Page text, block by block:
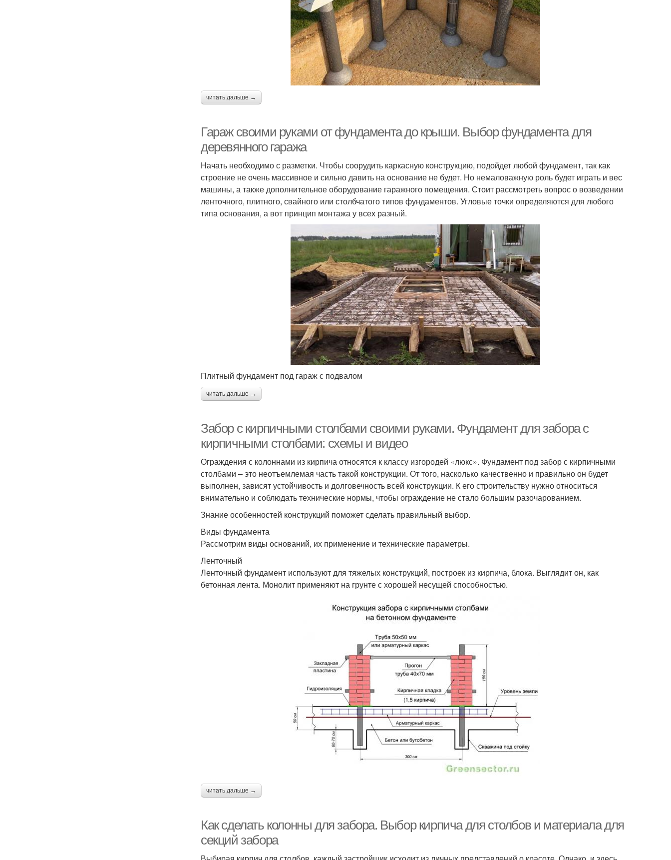
читать дальше →
Гараж своими руками от фундамента до крыши. Выбор фундамента для
деревянного гаража
Начать необходимо с разметки. Чтобы соорудить каркасную конструкцию, подойдет любой фундамент, так как
строение не очень массивное и сильно давить на основание не будет. Но немаловажную роль будет играть и вес
машины, а также дополнительное оборудование гаражного помещения. Стоит рассмотреть вопрос о возведении
ленточного, плитного, свайного или столбчатого типов фундаментов. Угловые точки определяются для любого
типа основания, а вот принцип монтажа у всех разный.
Плитный фундамент под гараж с подвалом
читать дальше →
Забор с кирпичными столбами своими руками. Фундамент для забора с
кирпичными столбами: схемы и видео
Ограждения с колоннами из кирпича относятся к классу изгородей «люкс». Фундамент под забор с кирпичными
столбами – это неотъемлемая часть такой конструкции. От того, насколько качественно и правильно он будет
выполнен, зависят устойчивость и долговечность всей конструкции. К его строительству нужно относиться
внимательно и соблюдать технические нормы, чтобы ограждение не стало большим разочарованием.
Знание особенностей конструкций поможет сделать правильный выбор.
Виды фундамента
Рассмотрим виды оснований, их применение и технические параметры.
Ленточный
Ленточный фундамент используют для тяжелых конструкций, построек из кирпича, блока. Выглядит он, как
бетонная лента. Монолит применяют на грунте с хорошей несущей способностью.
читать дальше →
Как сделать колонны для забора. Выбор кирпича для столбов и материала для
секций забора